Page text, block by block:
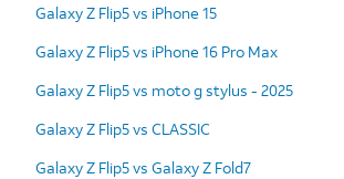
Galaxy Z Flip5 vs iPhone 15
Galaxy Z Flip5 vs iPhone 16 Pro Max
Galaxy Z Flip5 vs moto g stylus - 2025
Galaxy Z Flip5 vs CLASSIC
Galaxy Z Flip5 vs Galaxy Z Fold7